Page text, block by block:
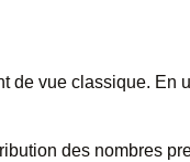
de vue classique. En
des nombres